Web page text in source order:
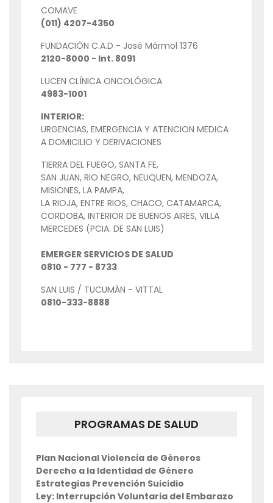
COMAVE
(011) 4207-4350
FUNDACIÓN C.A.D - José Mármol 1376
2120-8000 - Int. 8091
LUCEN CLÍNICA ONCOLÓGICA
4983-1001
INTERIOR:
URGENCIAS, EMERGENCIA Y ATENCION MEDICA
A DOMICILIO Y DERIVACIONES
TIERRA DEL FUEGO, SANTA FE,
SAN JUAN, RIO NEGRO, NEUQUEN, MENDOZA,
MISIONES, LA PAMPA,
LA RIOJA, ENTRE RIOS, CHACO, CATAMARCA,
CORDOBA, INTERIOR DE BUENOS AIRES, VILLA
MERCEDES (PCIA. DE SAN LUIS)
EMERGER SERVICIOS DE SALUD
0810 - 777 - 8733
SAN LUIS / TUCUMÁN - VITTAL
0810-333-8888
PROGRAMAS DE SALUD
Plan Nacional Violencia de Géneros
Derecho a la Identidad de Género
Estrategias Prevención Suicidio
Ley: Interrupción Voluntaria del Embarazo